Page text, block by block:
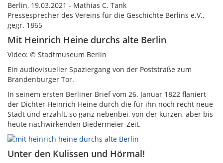
Berlin, 19.03.2021 - Mathias C. Tank
Pressesprecher des Vereins für die Geschichte Berlins e.V.,
gegr. 1865
Mit Heinrich Heine durchs alte Berlin
Video: © Stadtmuseum Berlin
Ein audiovisueller Spaziergang von der Poststraße zum
Brandenburger Tor.
In seinem ersten Berliner Brief vom 26. Januar 1822 flaniert
der Dichter Heinrich Heine durch die für ihn noch recht neue
Stadt und erzählt, so ganz nebenbei, von der kurzen, aber bis
heute nachwirkenden Biedermeier-Zeit.
Unter den Kulissen und Hörmal!